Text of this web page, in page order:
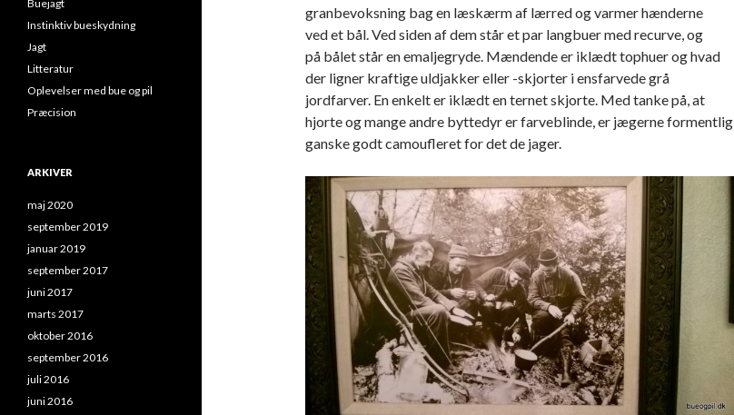
granbevoksning bag en læskærm af lærred og varmer hænderne
ved et bål. Ved siden af dem står et par langbuer med recurve, og
på bålet står en emaljegryde. Mændende er iklædt tophuer og hvad
der ligner kraftige uldjakker eller -skjorter i ensfarvede grå
jordfarver. En enkelt er iklædt en ternet skjorte. Med tanke på, at
hjorte og mange andre byttedyr er farveblinde, er jægerne formentlig
ganske godt camoufleret for det de jager.
Buejagt
Instinktiv bueskydning
Jagt
Litteratur
Oplevelser med bue og pil
Præcision
ARKIVER
maj 2020
september 2019
januar 2019
september 2017
juni 2017
marts 2017
oktober 2016
september 2016
juli 2016
juni 2016